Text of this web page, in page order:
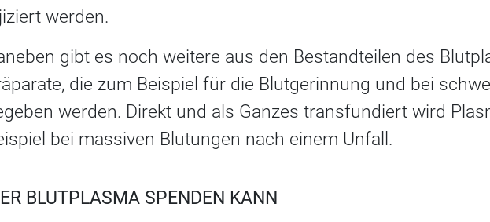
werden.
gibt es noch weitere aus den Bestandteilen des
die zum Beispiel für die Blutgerinnung und bei
werden. Direkt und als Ganzes transfundiert wird
bei massiven Blutungen nach einem Unfall.
BLUTPLASMA SPENDEN KANN